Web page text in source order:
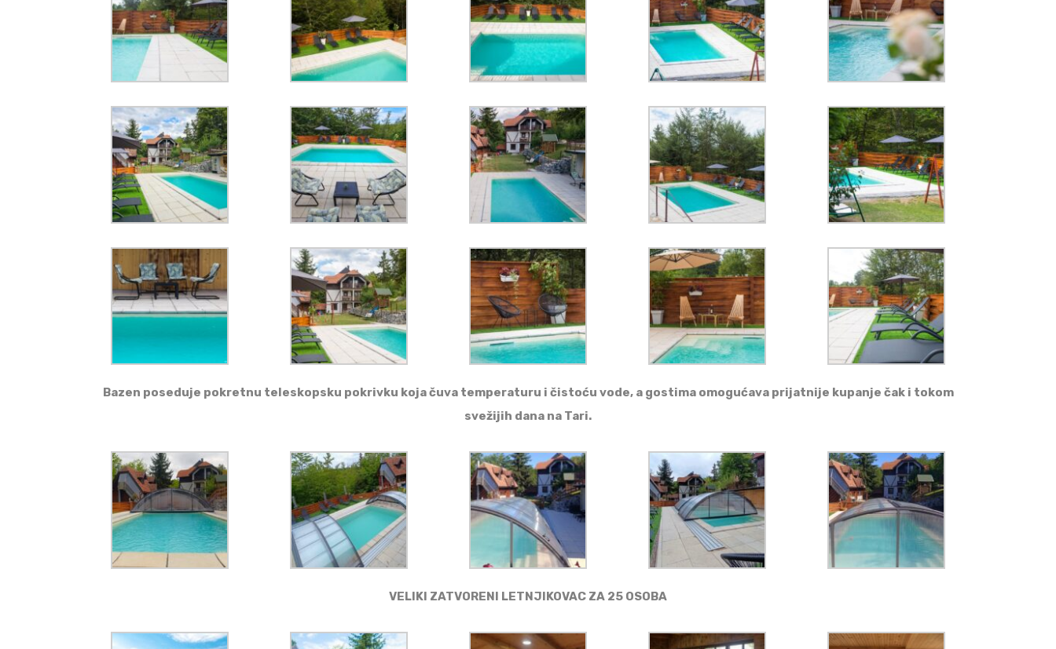
Bazen poseduje pokretnu teleskopsku pokrivku koja čuva temperaturu i čistoću vode, a gostima omogućava prijatnije kupanje čak i tokom
svežijih dana na Tari.
VELIKI ZATVORENI LETNJIKOVAC ZA 25 OSOBA